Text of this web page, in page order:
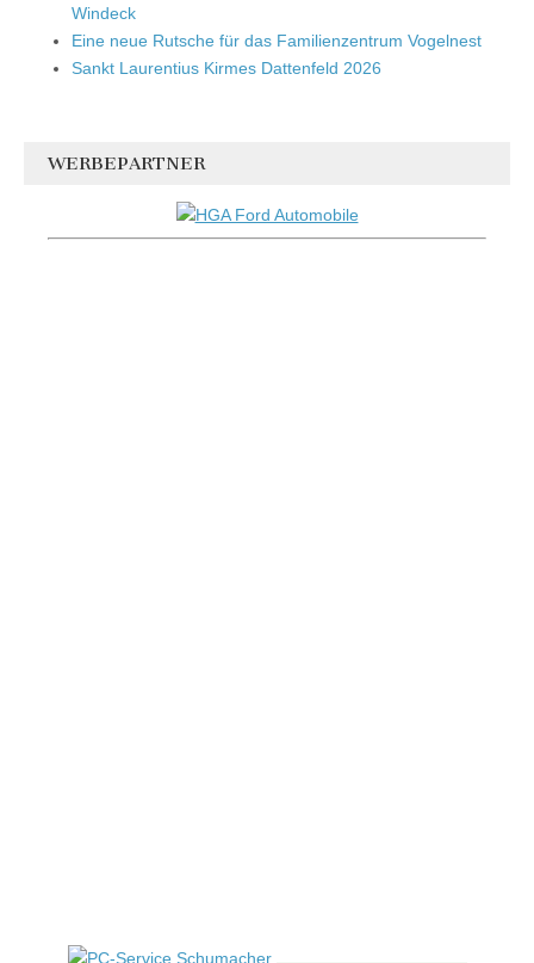
Windeck
Eine neue Rutsche für das Familienzentrum Vogelnest
Sankt Laurentius Kirmes Dattenfeld 2026
WERBEPARTNER